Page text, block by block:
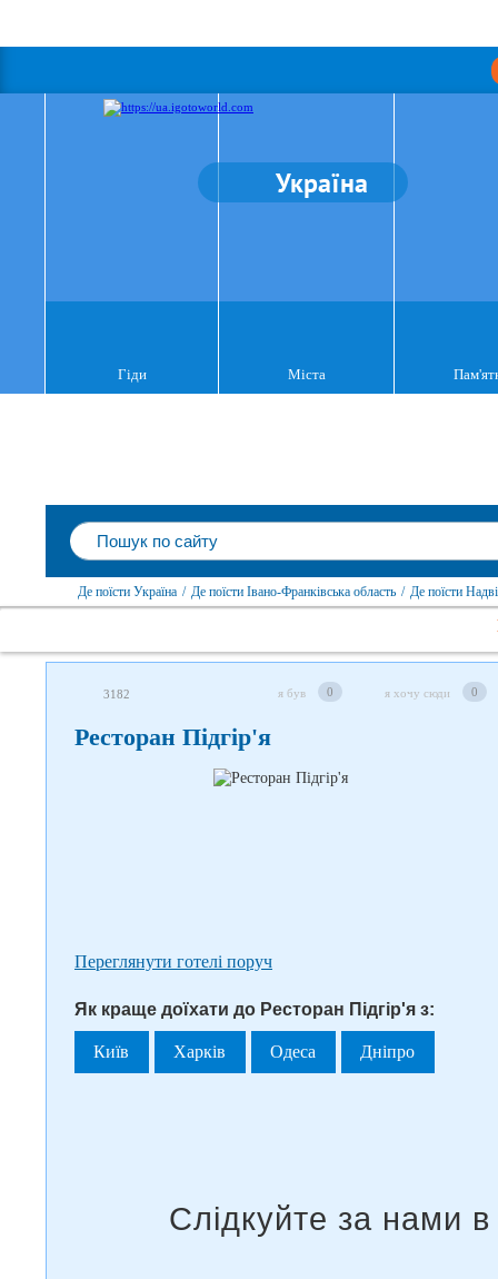
Україна
Гіди Міста
Де поїсти Україна / Де поїсти Івано-Франківська область / Де поїсти
3182 я був 0 я хочу сюди 0
Ресторан Підгір'я
Переглянути готелі поруч
Як краще доїхати до Ресторан Підгір'я з:
Київ Харків Одеса Дніпро
Слідкуйте за нами в соцмережах